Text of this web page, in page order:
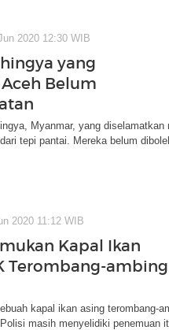
2020 12:30 WIB
yang
Belum
Myanmar, yang diselamatkan
tepi pantai. Mereka belum
2020 11:12 WIB
Kapal Ikan
Terombang-ambing
kapal ikan asing terombang-
masih menyelidiki penemuan